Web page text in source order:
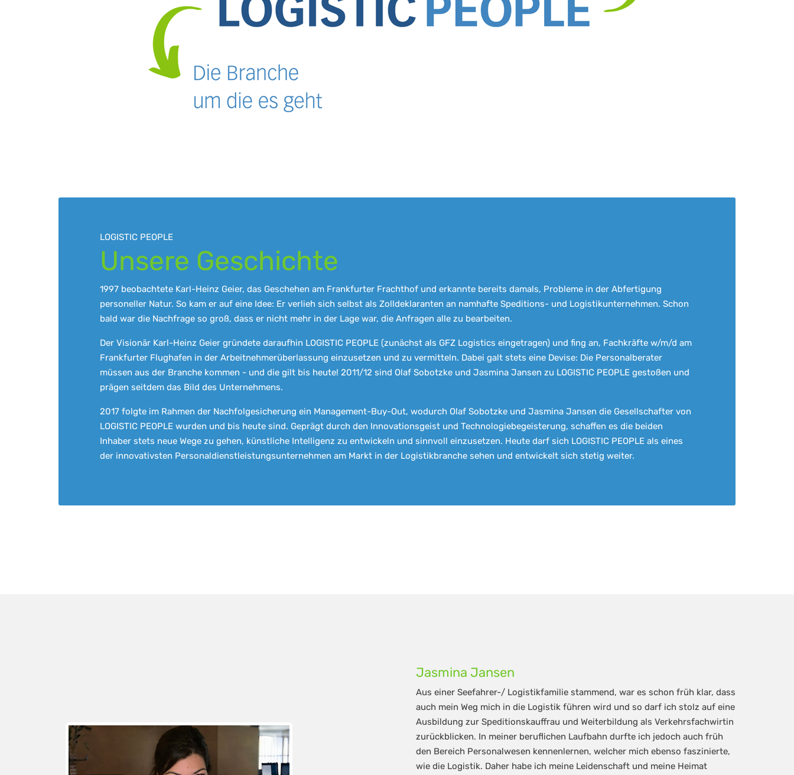
LOGISTIC PEOPLE
Unsere Geschichte
1997 beobachtete Karl-Heinz Geier, das Geschehen am Frankfurter Frachthof und erkannte bereits damals, Probleme in der Abfertigung
personeller Natur. So kam er auf eine Idee: Er verlieh sich selbst als Zolldeklaranten an namhafte Speditions- und Logistikunternehmen. Schon
bald war die Nachfrage so groß, dass er nicht mehr in der Lage war, die Anfragen alle zu bearbeiten.
Der Visionär Karl-Heinz Geier gründete daraufhin LOGISTIC PEOPLE (zunächst als GFZ Logistics eingetragen) und fing an, Fachkräfte w/m/d am
Frankfurter Flughafen in der Arbeitnehmerüberlassung einzusetzen und zu vermitteln. Dabei galt stets eine Devise: Die Personalberater
müssen aus der Branche kommen - und die gilt bis heute! 2011/12 sind Olaf Sobotzke und Jasmina Jansen zu LOGISTIC PEOPLE gestoßen und
prägen seitdem das Bild des Unternehmens.
2017 folgte im Rahmen der Nachfolgesicherung ein Management-Buy-Out, wodurch Olaf Sobotzke und Jasmina Jansen die Gesellschafter von
LOGISTIC PEOPLE wurden und bis heute sind. Geprägt durch den Innovationsgeist und Technologiebegeisterung, schaffen es die beiden
Inhaber stets neue Wege zu gehen, künstliche Intelligenz zu entwickeln und sinnvoll einzusetzen. Heute darf sich LOGISTIC PEOPLE als eines
der innovativsten Personaldienstleistungsunternehmen am Markt in der Logistikbranche sehen und entwickelt sich stetig weiter.
Jasmina Jansen
Aus einer Seefahrer-/ Logistikfamilie stammend, war es schon früh klar, dass
auch mein Weg mich in die Logistik führen wird und so darf ich stolz auf eine
Ausbildung zur Speditionskauffrau und Weiterbildung als Verkehrsfachwirtin
zurückblicken. In meiner beruflichen Laufbahn durfte ich jedoch auch früh
den Bereich Personalwesen kennenlernen, welcher mich ebenso faszinierte,
wie die Logistik. Daher habe ich meine Leidenschaft und meine Heimat